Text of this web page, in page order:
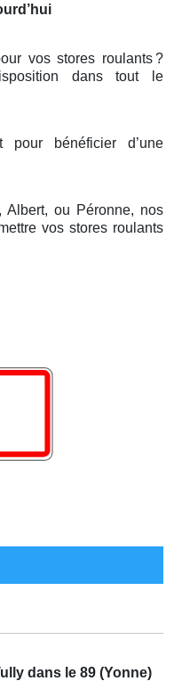
vos stores roulants?
dans tout le
pour bénéficier d’une
Albert, ou Péronne, nos
vos stores roulants
dans le 89 (Yonne)